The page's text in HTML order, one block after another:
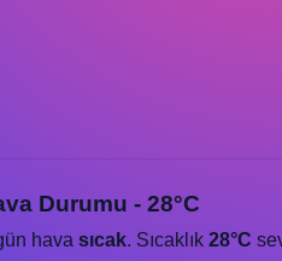
Durumu - 28°C
hava sıcak. Sıcaklık 28°C